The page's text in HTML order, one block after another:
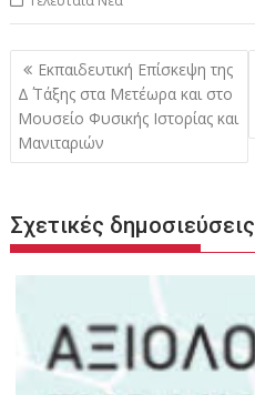
Πλοήγηση
άρθρων
Εκπαιδευτική Επίσκεψη της
Δ΄ Τάξης στα Μετέωρα και στο
Μουσείο Φυσικής Ιστορίας και
Μανιταριών
Σχετικές δημοσιεύσεις